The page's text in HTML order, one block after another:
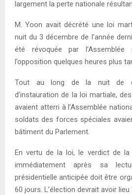
largement la perte nationale
M. Yoon avait décrété une loi
nuit du 3 décembre de l’année
été révoquée par l’Assemblée
l’opposition quelques heures plus
Tout au long de la nuit de
d’instauration de la loi martiale,
avaient atterri à l’Assemblée
soldats des forces spéciales
bâtiment du Parlement.
En vertu de la loi, le verdict de
immédiatement après sa
présidentielle anticipée doit être
60 jours. L’élection devrait avoir